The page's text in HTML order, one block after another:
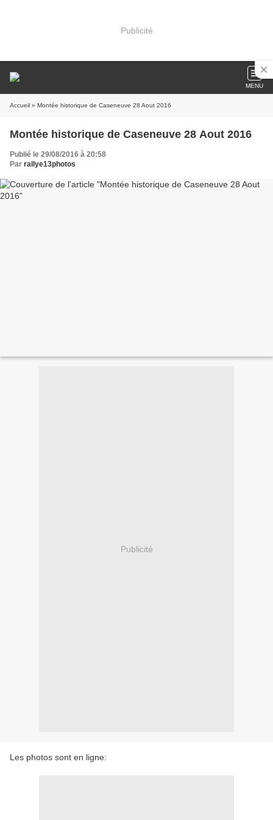
Publicité
MENU
Accueil » Montée historique de Caseneuve 28 Aout 2016
Montée historique de Caseneuve 28 Aout 2016
Publié le 29/08/2016 à 20:58
Par rallye13photos
Publicité
Les photos sont en ligne: